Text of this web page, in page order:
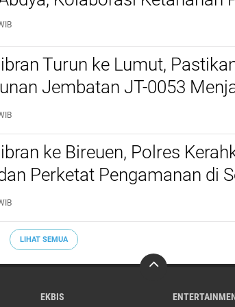
Turun ke Lumut,
Jembatan JT-0053
Warga
ke Bireuen, Polres
Perketat Pengamanan di
LIHAT SEMUA
EKBIS